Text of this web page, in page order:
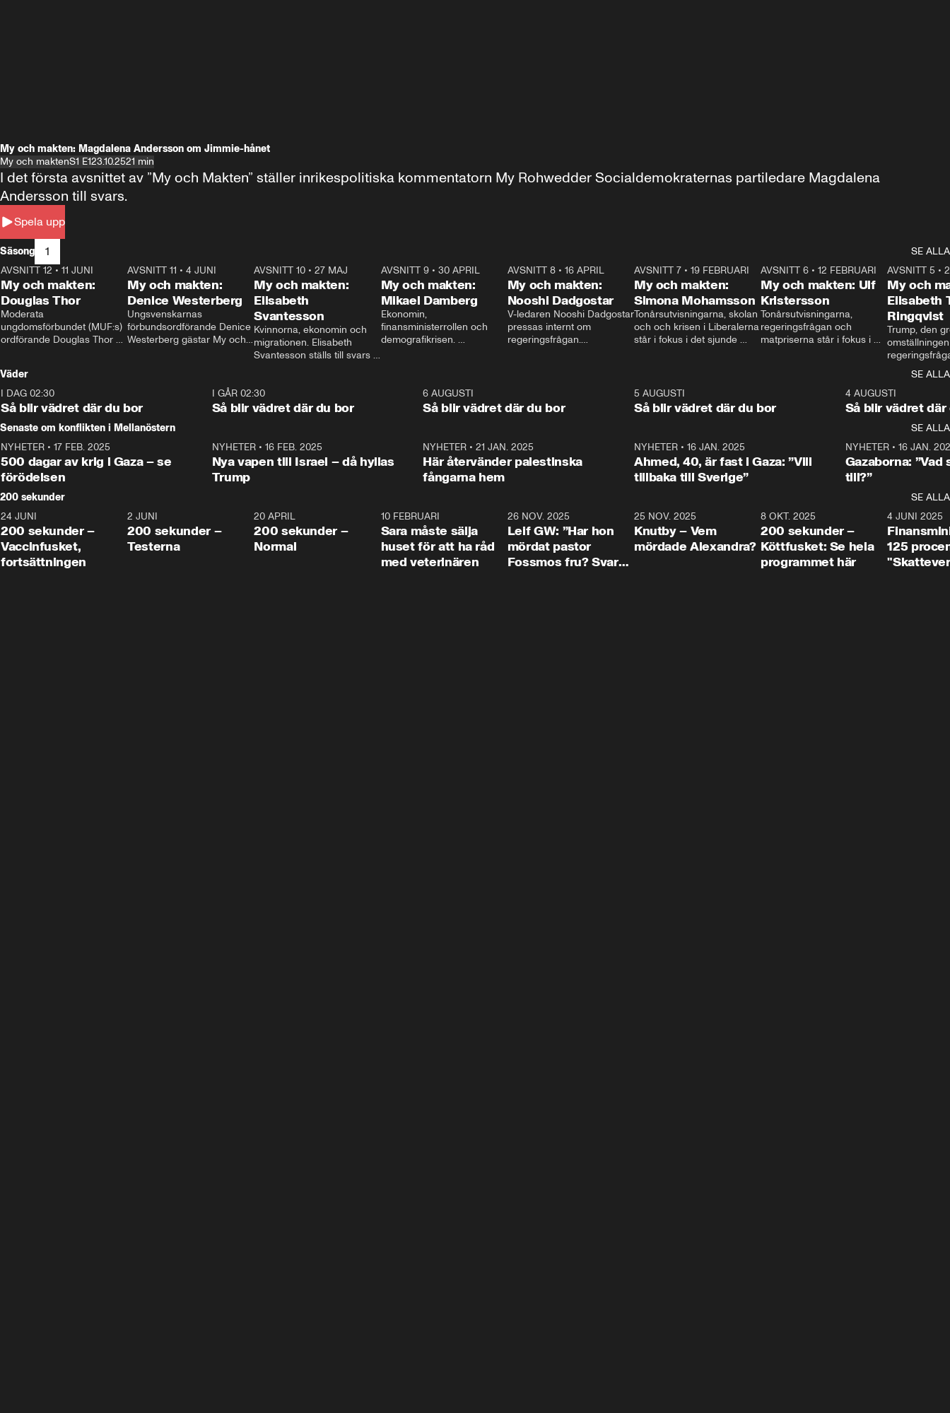
My och makten: Magdalena Andersson om Jimmie-hånet
My och maktenS1 E123.10.2521 min
Spela upp
I det första avsnittet av ”My och Makten” ställer inrikespolitiska kommentatorn My Rohwedder Socialdemokraternas partiledare Magdalena
Andersson till svars.
Säsong 1
SE ALLA
26:27
AVSNITT 12 • 11 JUNI
My och makten:
Douglas Thor
Moderata
ungdomsförbundet (MUF:s)
ordförande Douglas Thor
tonårsutvisningarna och hur
Moderaterna ska locka
väljare till valet i höst.
23:40
AVSNITT 11 •4 JUNI
My och makten:
Denice Westerberg
Ungsvenskarnas
förbundsordförande Denice
Westerberg gästar My och
AVSNITT 10 •27 MAJ
My och makten:
Elisabeth
Svantesson
Kvinnorna, ekonomin och
migrationen. Elisabeth
Svantesson ställs till svars
AVSNITT 9• 30 APRIL
My och makten:
Mikael Damberg
Ekonomin,
finansministerrollen och
demografikrisen.
och Makten.
AVSNITT 8• 16 APRIL
My och makten:
Nooshi Dadgostar
V-ledaren Nooshi Dadgostar
pressas internt om
regeringsfrågan.
– Vi ställer upp i val. Ska vi
vara med så sitter vi förstås
24:30
AVSNITT 7• 19 FEBRUARI
My och makten:
Simona Mohamsson
Tonårsutvisningarna, skolan
och och krisen i Liberalerna
står i fokus i det sjunde
kommentator My
Rohwedder ställer
utbildnings- och
Mohamsson till svars.
27:30
AVSNITT 6 •12 FEBRUARI
My och makten: Ulf
Kristersson
Tonårsutvisningarna,
regeringsfrågan och
matpriserna står i fokus i
Rohwedder ställer
statsminister Ulf Kristersson
AVSNITT 5 •
My och
Elisabeth
Ringqvist
Trump, den
centrum i
avsnittet av
Makten”. Se
Aftonbladets
Rohwedder
Thand Ring
Väder
SE ALLA
I DAG 02:30
Så blir vädret där du bor
1:06
I GÅR 02:30
Så blir vädret där du bor
6 AUGUSTI
Så blir vädret där du bor
5 AUGUSTI
Så blir vädret där du bor
4 AUGUSTI
Så blir vädret där
Senaste om konflikten i Mellanöstern
SE ALLA
NYHETER • 17 FEB. 2025
500 dagar av krig i Gaza – se
förödelsen
NYHETER• 16 FEB. 2025
Nya vapen till Israel – då hyllas
Trump
NYHETER •21 JAN. 2025
Här återvänder palestinska
fångarna hem
NYHETER• 16 JAN. 2025
Ahmed, 40, är fast i Gaza: ”Vill
tillbaka till Sverige”
NYHETER• 16 JAN.
Gazaborna:
till?”
200 sekunder
SE ALLA
5:00
24 JUNI
200 sekunder –
Vaccinfusket,
fortsättningen
4:23
2 JUNI
200 sekunder –
Testerna
20 APRIL
200 sekunder –
Normal
10 FEBRUARI
Sara måste sälja
huset för att ha råd
med veterinären
26 NOV. 2025
Leif GW: ”Har hon
mördat pastor
Fossmos fru? Svar
31:05
25 NOV. 2025
Knutby – Vem
mördade Alexandra?
4:29
8 OKT. 2025
200 sekunder –
Köttfusket: Se hela
programmet här
4 JUNI 2025
125